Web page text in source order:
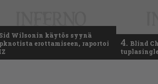
Sid Wilsonin käytös syynä
erottamiseen, raportoi
4. Blind